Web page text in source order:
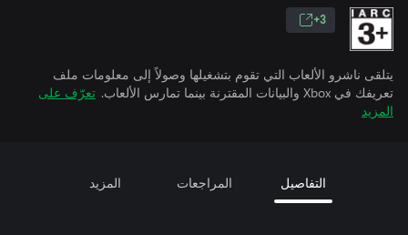
3+
يتلقى ناشرو الألعاب التي تقوم بتشغيلها وصولاً إلى معلومات ملف
تعريفك في Xbox والبيانات المقترنة بينما تمارس الألعاب.
تعرّف على
المزيد
التفاصيل المراجعات المزيد